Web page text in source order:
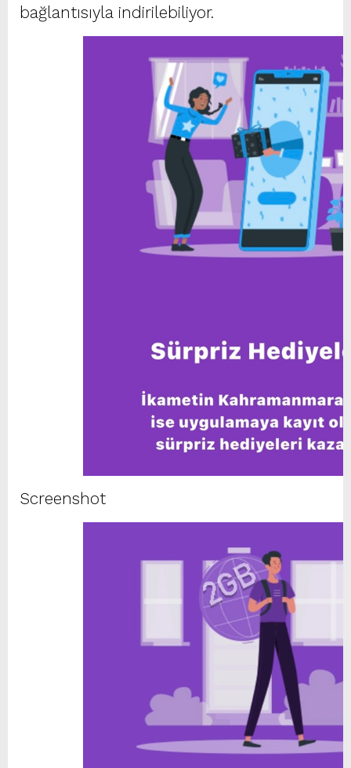
bağlantısıyla indirilebiliyor.
Screenshot